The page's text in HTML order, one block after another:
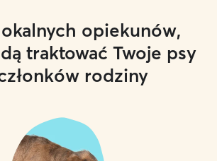
opiekunów,
traktować Twoje psy
rodziny